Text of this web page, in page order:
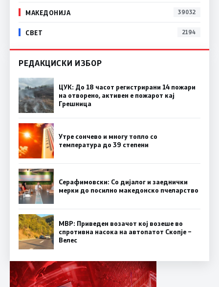
МАКЕДОНИЈА 39032
СВЕТ 2194
РЕДАКЦИСКИ ИЗБОР
ЦУК: До 18 часот регистрирани 14 пожари
на отворено, активен е пожарот кај
Грешница
Утре сончево и многу топло со
температура до 39 степени
Серафимовски: Со дијалог и заеднички
мерки до посилно македонско пчеларство
МВР: Приведен возачот кој возеше во
спротивна насока на автопатот Скопје –
Велес